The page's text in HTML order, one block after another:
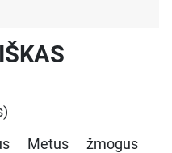
Metus žmogus